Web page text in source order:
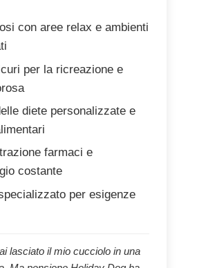
con aree relax e ambienti
per la ricreazione e
diete personalizzate e
farmaci e
costante
per esigenze
lasciato il mio cucciolo in una